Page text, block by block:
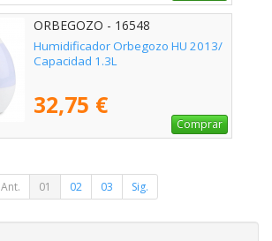
ORBEGOZO - 16548
Humidificador Orbegozo HU 2013/
Capacidad 1.3L
32,75 €
Comprar
Ant. 01 02 03 Sig.